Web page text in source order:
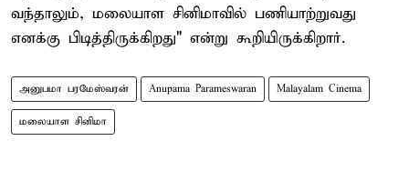
வந்தாலும், மலையாள சினிமாவில் பணியாற்றுவது
எனக்கு பிடித்திருக்கிறது" என்று கூறியிருக்கிறார்.
அனுபமா பரமேஸ்வரன் Anupama Parameswaran Malayalam Cinema
மலையாள சினிமா